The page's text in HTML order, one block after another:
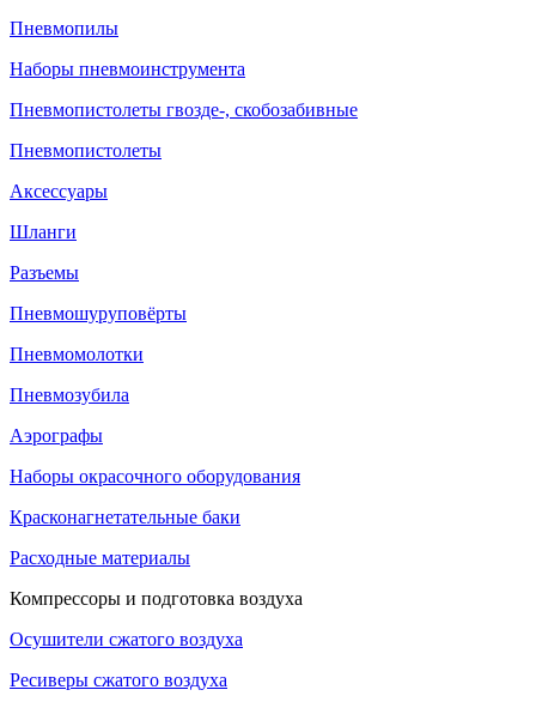
Пневмопилы
Наборы пневмоинструмента
Пневмопистолеты гвозде-, скобозабивные
Пневмопистолеты
Аксессуары
Шланги
Разъемы
Пневмошуруповёрты
Пневмомолотки
Пневмозубила
Аэрографы
Наборы окрасочного оборудования
Красконагнетательные баки
Расходные материалы
Компрессоры и подготовка воздуха
Осушители сжатого воздуха
Ресиверы сжатого воздуха